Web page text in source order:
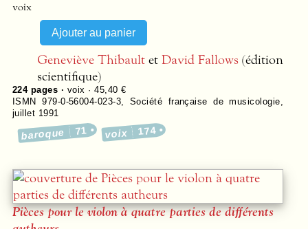
voix
Geneviève Thibault et David Fallows (édition
scientifique)
224pages · voix · 45,40 €
ISMN 979-0-56004-023-3
Société française de musicologie
juillet 1991
baroque 71 voix 174
Pièces pour le violon à quatre parties de différents